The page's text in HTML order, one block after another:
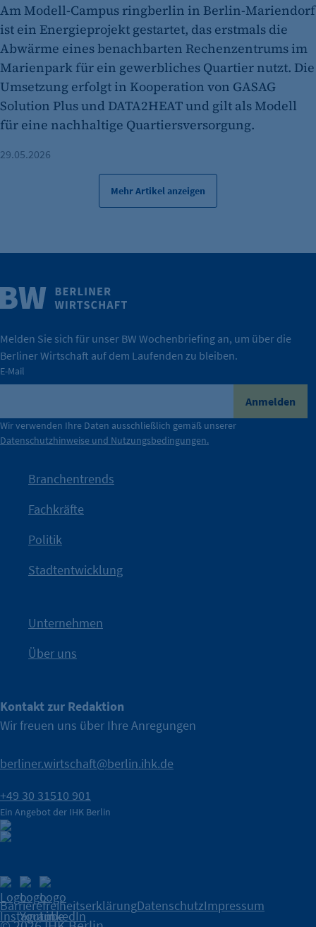
IHK Berlin. Offizieller Unterstützer der Berliner Wirtschaft.
Nach einer aufmerksamkeitsstarken Teaserphase geht die
Kampagne der IHK Berlin in die nächste Stufe. Mit
IHK?“wurde bewusst Neugier geweckt und Gespräche
mit Haltung.
Die Unternehmer stehen stellvertretend für die Vielfalt
der Berliner Wirtschaft.
Durch ihre Perspektiven wird deutlich, was der Claim
konkret bedeutet – und wie die IHK Berlin Unternehmen
tatsächlich unterstützt.
Wirtschaft.
Weitere Infos
Am Modell-Campus ringberlin in Berlin-Mariendorf
ist ein Energieprojekt gestartet, das erstmals die
Abwärme eines benachbarten Rechenzentrums im
Marienpark für ein gewerbliches Quartier nutzt. Die
Umsetzung erfolgt in Kooperation von GASAG
Solution Plus und DATA2HEAT und gilt als Modell
für eine nachhaltige Quartiersversorgung.
29.05.2026
Mehr Artikel anzeigen
Melden Sie sich für unser BW Wochenbriefing an, um über die
Berliner Wirtschaft auf dem Laufenden zu bleiben.
E-Mail
Anmelden
Wir verwenden Ihre Daten ausschließlich gemäß unserer
Datenschutzhinweise und Nutzungsbedingungen.
Branchentrends
Fachkräfte
Politik
Stadtentwicklung
Unternehmen
Über uns
Kontakt zur Redaktion
Wir freuen uns über Ihre Anregungen
berliner.wirtschaft@berlin.ihk.de
+49 30 31510 901
Ein Angebot der IHK Berlin
BarrierefreiheitserklärungDatenschutzImpressum